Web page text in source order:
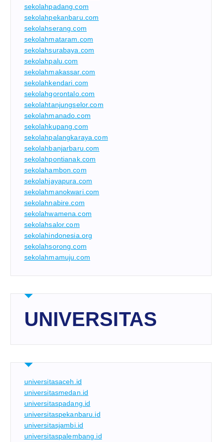
sekolahpadang.com
sekolahpekanbaru.com
sekolahserang.com
sekolahmataram.com
sekolahsurabaya.com
sekolahpalu.com
sekolahmakassar.com
sekolahkendari.com
sekolahgorontalo.com
sekolahtanjungselor.com
sekolahmanado.com
sekolahkupang.com
sekolahpalangkaraya.com
sekolahbanjarbaru.com
sekolahpontianak.com
sekolahambon.com
sekolahjayapura.com
sekolahmanokwari.com
sekolahnabire.com
sekolahwamena.com
sekolahsalor.com
sekolahindonesia.org
sekolahsorong.com
sekolahmamuju.com
UNIVERSITAS
universitasaceh.id
universitasmedan.id
universitaspadang.id
universitaspekanbaru.id
universitasjambi.id
universitaspalembang.id